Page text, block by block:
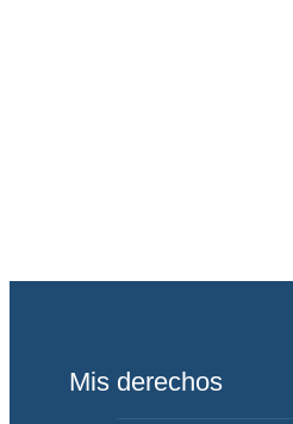
Mis derechos